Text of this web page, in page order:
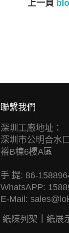
上一頁
聯繫我們
深圳工廠地址：
深圳市公明合水
裕B棟6樓A區
手 提: 86-
WhatsAPP:
E-Mail:
紙陳列架 紙展